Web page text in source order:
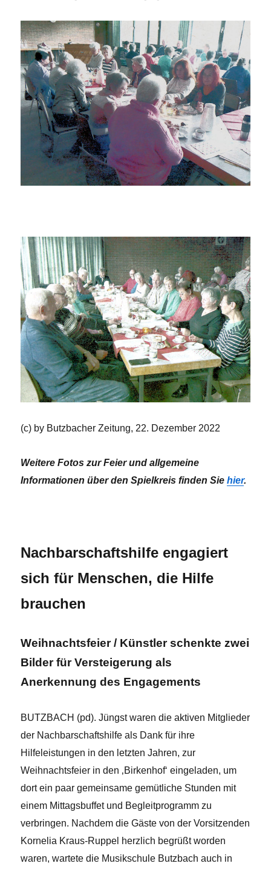
(c) by Butzbacher Zeitung, 22. Dezember 2022
Weitere Fotos zur Feier und allgemeine
Informationen über den Spielkreis finden Siehier.
Nachbarschaftshilfe engagiert
sich für Menschen, die Hilfe
brauchen
Weihnachtsfeier / Künstler schenkte zwei
Bilder für Versteigerung als
Anerkennung des Engagements
BUTZBACH (pd). Jüngst waren die aktiven Mitglieder
der Nachbarschaftshilfe als Dank für ihre
Hilfeleistungen in den letzten Jahren, zur
Weihnachtsfeier in den ‚Birkenhof‘ eingeladen, um
dort ein paar gemeinsame gemütliche Stunden mit
einem Mittagsbuffet und Begleitprogramm zu
verbringen. Nachdem die Gäste von der Vorsitzenden
Kornelia Kraus-Ruppel herzlich begrüßt worden
waren, wartete die Musikschule Butzbach auch in